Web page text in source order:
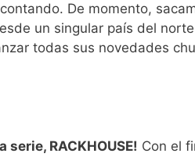
De momento,
un singular país del
todas sus novedades
serie, RACKHOUSE! Con el